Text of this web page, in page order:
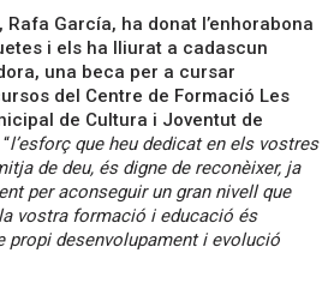
Rafa García, ha donat l’enhorabona
i els ha lliurat a cadascun
una beca per a cursar
del Centre de Formació Les
de Cultura i Joventut de
l’esforç que heu dedicat en els vostres
de deu, és digne de reconèixer, ja
per aconseguir un gran nivell que
vostra formació i educació és
propi desenvolupament i evolució